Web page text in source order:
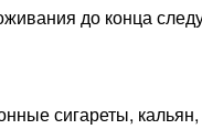
до конца
сигареты,